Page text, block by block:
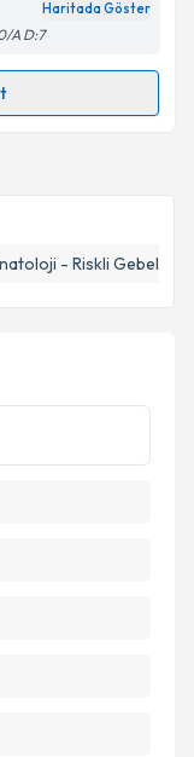
- Riskli Gebelikler
Aydınlatma
belirtilen
Haritada Göster
A D:7
Aydınlatma
belirtilen